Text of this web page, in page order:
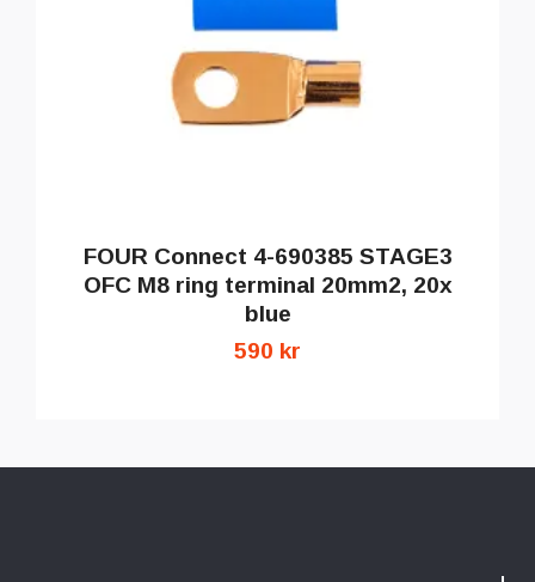
FOUR Connect 4-690385 STAGE3
OFC M8 ring terminal 20mm2, 20x
blue
590 kr